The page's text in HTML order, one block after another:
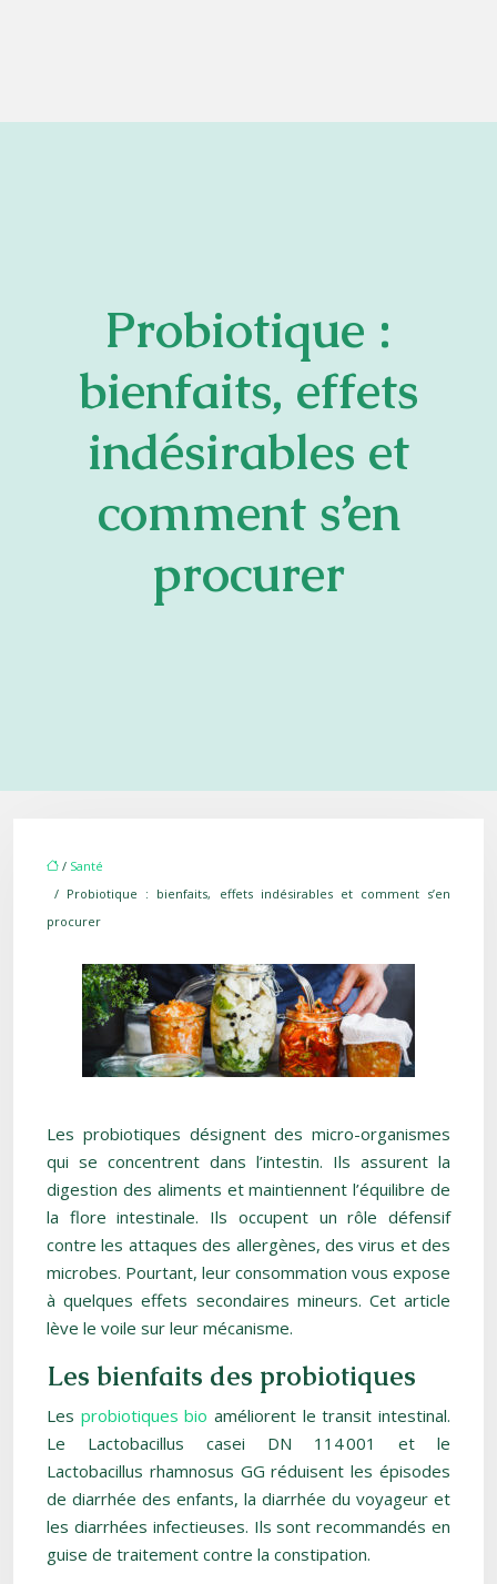
Probiotique :
bienfaits, effets
indésirables et
comment s’en
procurer
/ Santé
/ Probiotique : bienfaits, effets indésirables et comment s’en
procurer
Les probiotiques désignent des micro-organismes
qui se concentrent dans l’intestin. Ils assurent la
digestion des aliments et maintiennent l’équilibre de
la flore intestinale. Ils occupent un rôle défensif
contre les attaques des allergènes, des virus et des
microbes. Pourtant, leur consommation vous expose
à quelques effets secondaires mineurs. Cet article
lève le voile sur leur mécanisme.
Les bienfaits des probiotiques
Les probiotiques bio améliorent le transit intestinal.
Le Lactobacillus casei DN 114 001 et le
Lactobacillus rhamnosus GG réduisent les épisodes
de diarrhée des enfants, la diarrhée du voyageur et
les diarrhées infectieuses. Ils sont recommandés en
guise de traitement contre la constipation.